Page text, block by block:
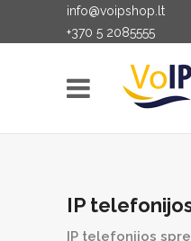
info@voipshop.lt
+370 5 2085555
IP
IP telefonijos